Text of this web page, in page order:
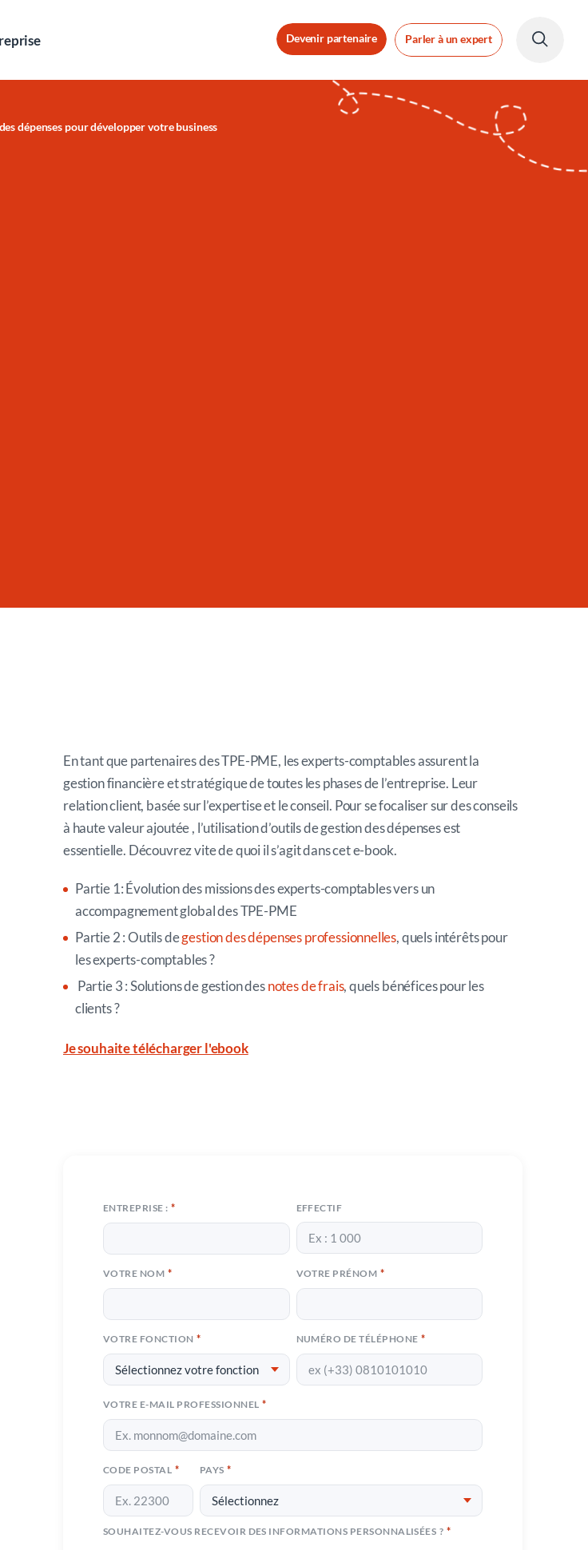
Devenir partenaire Parler à un expert
dépenses pour développer votre business
En tant que partenaires des TPE-PME, les experts-comptables assurent la
gestion financière et stratégique de toutes les phases de l’entreprise. Leur
relation client, basée sur l’expertise et le conseil. Pour se focaliser sur des conseils
à haute valeur ajoutée , l’utilisation d’outils de gestion des dépenses est
essentielle. Découvrez vite de quoi il s’agit dans cet e-book.
Partie 1: Évolution des missions des experts-comptables vers un
accompagnement global des TPE-PME
Partie 2 : Outils degestion des dépenses professionnelles, quels intérêts pour
les experts-comptables ?
Partie 3 : Solutions de gestion desnotes de frais, quels bénéfices pour les
clients ?
Je souhaite télécharger l'ebook
ENTREPRISE : * EFFECTIF
VOTRE NOM * VOTRE PRÉNOM *
VOTRE FONCTION * NUMÉRO DE TÉLÉPHONE *
VOTRE E-MAIL PROFESSIONNEL *
CODE POSTAL * PAYS *
SOUHAITEZ-VOUS RECEVOIR DES INFORMATIONS PERSONNALISÉES ? *